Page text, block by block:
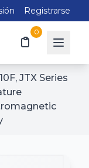
Registrarse
0
JTX Series